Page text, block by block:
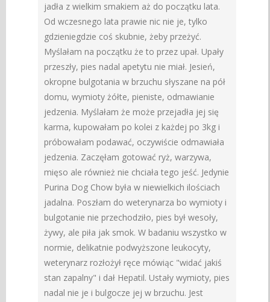
jadła z wielkim smakiem aż do początku lata.
Od wczesnego lata prawie nic nie je, tylko
gdzieniegdzie coś skubnie, żeby przeżyć.
Myślałam na początku że to przez upał. Upały
przeszły, pies nadal apetytu nie miał. Jesień,
okropne bulgotania w brzuchu słyszane na pół
domu, wymioty żółte, pieniste, odmawianie
jedzenia. Myślałam że może przejadła jej się
karma, kupowałam po kolei z każdej po 3kg i
próbowałam podawać, oczywiście odmawiała
jedzenia. Zaczęłam gotować ryż, warzywa,
mięso ale również nie chciała tego jeść. Jedynie
Purina Dog Chow była w niewielkich ilościach
jadalna. Poszłam do weterynarza bo wymioty i
bulgotanie nie przechodziło, pies był wesoły,
żywy, ale piła jak smok. W badaniu wszystko w
normie, delikatnie podwyższone leukocyty,
weterynarz rozłożył ręce mówiąc "widać jakiś
stan zapalny" i dał Hepatil. Ustały wymioty, pies
nadal nie je i bulgocze jej w brzuchu. Jest